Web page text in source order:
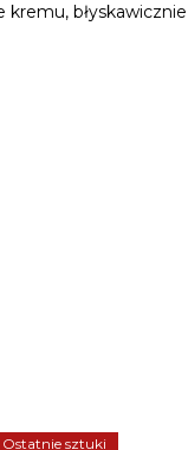
błyskawicznie
Ostatnie sztuki